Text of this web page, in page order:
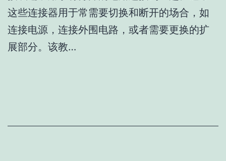
这些连接器用于常需要切换和断开的场合，如
连接电源，连接外围电路，或者需要更换的扩
展部分。该教…